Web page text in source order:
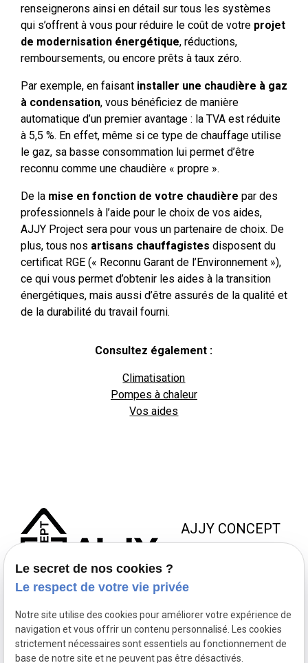
renseignerons ainsi en détail sur tous les systèmes
qui s’offrent à vous pour réduire le coût de votre projet
de modernisation énergétique, réductions,
remboursements, ou encore prêts à taux zéro.
Par exemple, en faisant installer une chaudière à gaz
à condensation, vous bénéficiez de manière
automatique d’un premier avantage : la TVA est réduite
à 5,5 %. En effet, même si ce type de chauffage utilise
le gaz, sa basse consommation lui permet d’être
reconnu comme une chaudière « propre ».
De la mise en fonction de votre chaudière par des
professionnels à l’aide pour le choix de vos aides,
AJJY Project sera pour vous un partenaire de choix. De
plus, tous nos artisans chauffagistes disposent du
certificat RGE (« Reconnu Garant de l’Environnement »),
ce qui vous permet d’obtenir les aides à la transition
énergétiques, mais aussi d’être assurés de la qualité et
de la durabilité du travail fourni.
Consultez également :
Climatisation
Pompes à chaleur
Vos aides
AJJY CONCEPT
NOUS JOINDRE
contact@ajjyconcept.com
NOS
HORAIRES
NOUS
SUIVRE
Le secret de nos cookies ?
Le respect de votre vie privée
Notre site utilise des cookies pour améliorer votre expérience de
navigation et vous offrir un contenu personnalisé. Les cookies
strictement nécessaires sont essentiels au fonctionnement de
base de notre site et ne peuvent pas être désactivés.